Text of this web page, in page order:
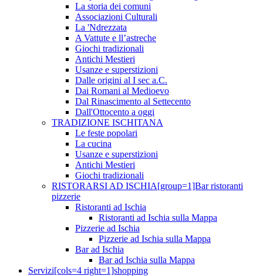
La storia dei comuni
Associazioni Culturali
La 'Ndrezzata
A Vattute e ll’astreche
Giochi tradizionali
Antichi Mestieri
Usanze e superstizioni
Dalle origini al I sec a.C.
Dai Romani al Medioevo
Dal Rinascimento al Settecento
Dall'Ottocento a oggi
TRADIZIONE ISCHITANA
Le feste popolari
La cucina
Usanze e superstizioni
Antichi Mestieri
Giochi tradizionali
RISTORARSI AD ISCHIA[group=1]Bar ristoranti
pizzerie
Ristoranti ad Ischia
Ristoranti ad Ischia sulla Mappa
Pizzerie ad Ischia
Pizzerie ad Ischia sulla Mappa
Bar ad Ischia
Bar ad Ischia sulla Mappa
Servizi[cols=4 right=1]shopping